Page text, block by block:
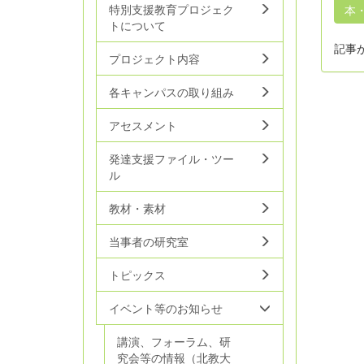
本
記事
特別支援教育プロジェク
トについて
プロジェクト内容
各キャンパスの取り組み
アセスメント
発達支援ファイル・ツー
ル
教材・素材
当事者の研究室
トピックス
イベント等のお知らせ
講演、フォーラム、研
究会等の情報（北教大